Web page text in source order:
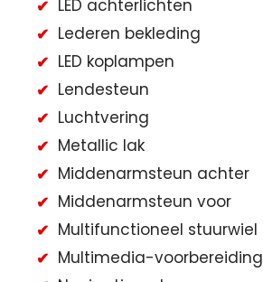
LED achterlichten
Lederen bekleding
LED koplampen
Lendesteun
Luchtvering
Metallic lak
Middenarmsteun achter
Middenarmsteun voor
Multifunctioneel stuurwiel
Multimedia-voorbereiding